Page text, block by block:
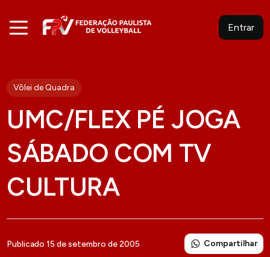
Entrar
Vôlei de Quadra
UMC/FLEX PÉ JOGA
SÁBADO COM TV
CULTURA
Publicado 15 de setembro de 2005 Compartilhar